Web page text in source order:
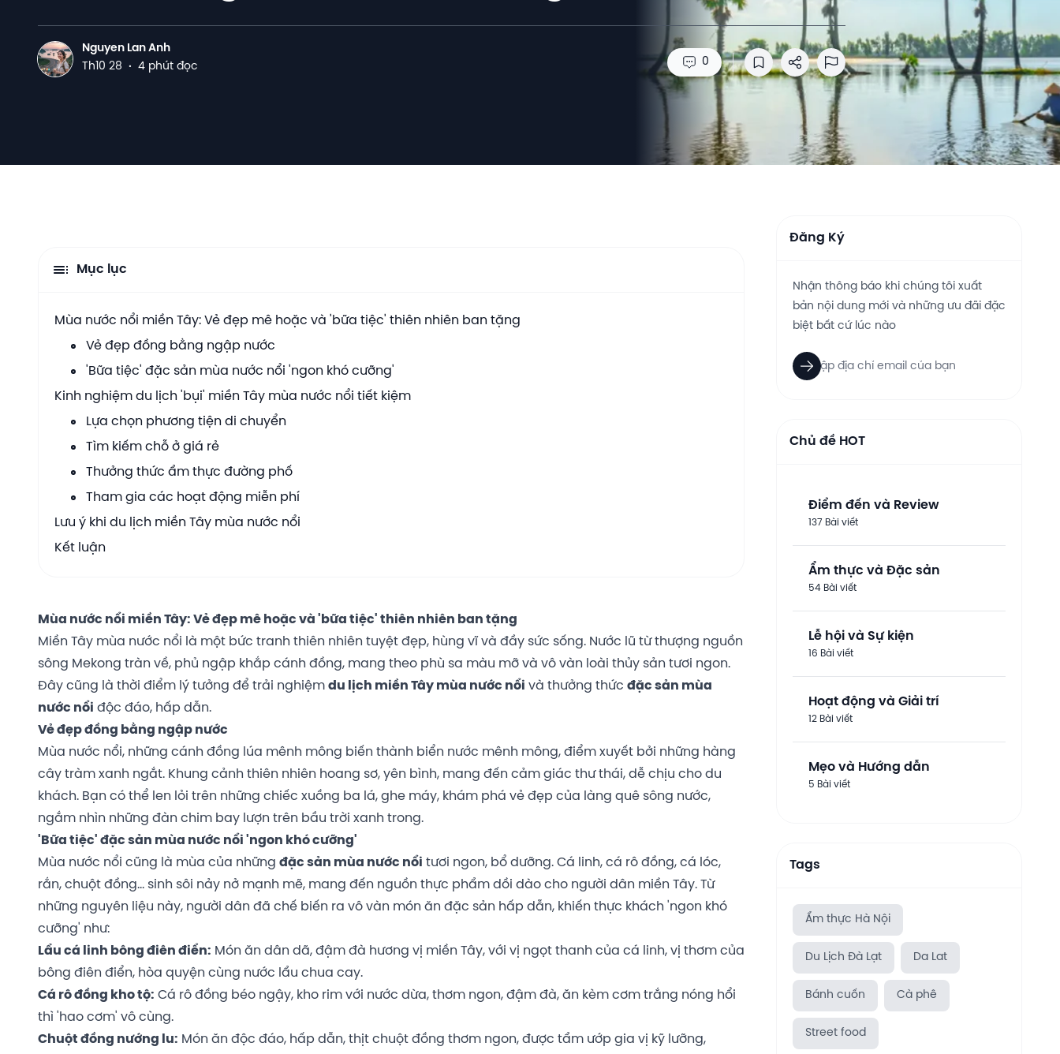
N
Nguyen Lan Anh
Th10 28 · 4 phút đọc 0
Lưu vào danh sách đọc
Chia sẻBáo cáo lạm dụng
Mục lục
Mùa nước nổi miền Tây: Vẻ đẹp mê hoặc và 'bữa tiệc' thiên nhiên ban tặng
Vẻ đẹp đồng bằng ngập nước
'Bữa tiệc' đặc sản mùa nước nổi 'ngon khó cưỡng'
Kinh nghiệm du lịch 'bụi' miền Tây mùa nước nổi tiết kiệm
Lựa chọn phương tiện di chuyển
Tìm kiếm chỗ ở giá rẻ
Thưởng thức ẩm thực đường phố
Tham gia các hoạt động miễn phí
Lưu ý khi du lịch miền Tây mùa nước nổi
Kết luận
Mùa nước nổi miền Tây: Vẻ đẹp mê hoặc và 'bữa tiệc' thiên nhiên ban tặng
Miền Tây mùa nước nổi là một bức tranh thiên nhiên tuyệt đẹp, hùng vĩ và đầy sức sống. Nước lũ từ thượng nguồn
sông Mekong tràn về, phủ ngập khắp cánh đồng, mang theo phù sa màu mỡ và vô vàn loài thủy sản tươi ngon.
Đây cũng là thời điểm lý tưởng để trải nghiệm du lịch miền Tây mùa nước nổi và thưởng thức đặc sản mùa
nước nổi độc đáo, hấp dẫn.
Vẻ đẹp đồng bằng ngập nước
Mùa nước nổi, những cánh đồng lúa mênh mông biến thành biển nước mênh mông, điểm xuyết bởi những hàng
cây tràm xanh ngắt. Khung cảnh thiên nhiên hoang sơ, yên bình, mang đến cảm giác thư thái, dễ chịu cho du
khách. Bạn có thể len lỏi trên những chiếc xuồng ba lá, ghe máy, khám phá vẻ đẹp của làng quê sông nước,
ngắm nhìn những đàn chim bay lượn trên bầu trời xanh trong.
'Bữa tiệc' đặc sản mùa nước nổi 'ngon khó cưỡng'
Mùa nước nổi cũng là mùa của những đặc sản mùa nước nổi tươi ngon, bổ dưỡng. Cá linh, cá rô đồng, cá lóc,
rắn, chuột đồng… sinh sôi nảy nở mạnh mẽ, mang đến nguồn thực phẩm dồi dào cho người dân miền Tây. Từ
những nguyên liệu này, người dân đã chế biến ra vô vàn món ăn đặc sản hấp dẫn, khiến thực khách 'ngon khó
cưỡng' như:
Lẩu cá linh bông điên điển: Món ăn dân dã, đậm đà hương vị miền Tây, với vị ngọt thanh của cá linh, vị thơm của
bông điên điển, hòa quyện cùng nước lẩu chua cay.
Cá rô đồng kho tộ: Cá rô đồng béo ngậy, kho rim với nước dừa, thơm ngon, đậm đà, ăn kèm cơm trắng nóng hổi
thì 'hao cơm' vô cùng.
Chuột đồng nướng lu: Món ăn độc đáo, hấp dẫn, thịt chuột đồng thơm ngon, được tẩm ướp gia vị kỹ lưỡng,
Đăng Ký
Nhận thông báo khi chúng tôi xuất
bản nội dung mới và những ưu đãi đặc
biệt bất cứ lúc nào
Chủ đề HOT
Điểm đến và Review
137 Bài viết
Ẩm thực và Đặc sản
54 Bài viết
Lễ hội và Sự kiện
16 Bài viết
Hoạt động và Giải trí
12 Bài viết
Mẹo và Hướng dẫn
5 Bài viết
Tags
Ẩm thực Hà Nội
Du Lịch Đà Lạt Da Lat
Bánh cuốn Cà phê
Street food